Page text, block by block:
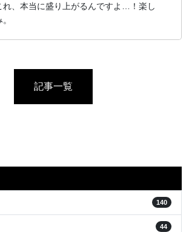
れ、本当に盛り上がるんですよ…！楽し
記事一覧
140
44